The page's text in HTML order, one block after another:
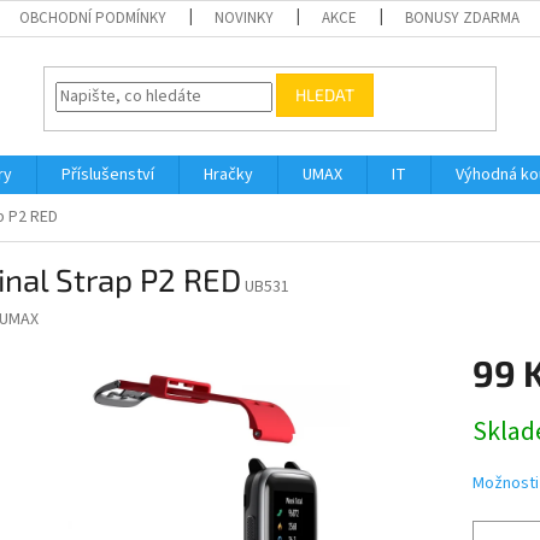
OBCHODNÍ PODMÍNKY NOVINKY AKCE BONUSY ZDARMA
HLEDAT
Příslušenství Hračky UMAX IT Výhodná
RED
Strap P2 REDUB531
UMAX
99
cena: